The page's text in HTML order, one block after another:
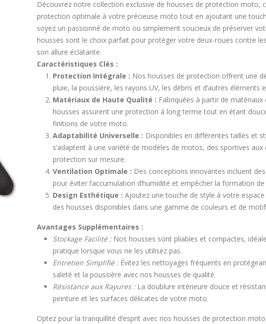
Découvrez notre collection exclusive de housses de protection moto,
protection optimale à votre précieuse moto tout en ajoutant une
soyez un passionné de moto ou simplement soucieux de préserver
housses sont le choix parfait pour protéger votre deux-roues contre
son allure éclatante.
Caractéristiques Clés :
Protection Intégrale : Nos housses de protection offrent une
pluie, la poussière, les rayons UV, les débris et d’autres éléments
Matériaux de Haute Qualité : Fabriquées à partir de
housses assurent une protection à long terme tout en étant
finitions de votre moto.
Adaptabilité Universelle : Disponibles en différentes tailles et
s’adaptent à une variété de modèles de motos, des sportives aux
protection sur mesure.
Ventilation Optimale : Des conceptions innovantes incluent
pour éviter l’accumulation d’humidité et empêcher la formation
Design Esthétique : Ajoutez une touche de style à votre
des housses disponibles dans une gamme de couleurs et de
Avantages Supplémentaires :
Stockage Facilité :Nos housses sont pliables et compactes,
pratique lorsque vous ne les utilisez pas.
Entretien Simplifié :Évitez les nettoyages fréquents en
saleté et la poussière avec nos housses de qualité.
Résistance aux Rayures :La doublure intérieure douce et
peinture et les surfaces délicates de votre moto.
Optez pour la tranquillité d’esprit avec nos housses de protection